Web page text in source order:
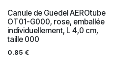
Canule de Guedel AEROtube
OT01-G000, rose, emballée
individuellement, L 4,0 cm,
taille 000
0.85 €